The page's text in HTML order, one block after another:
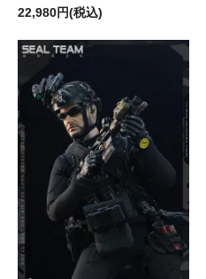
22,980円(税込)